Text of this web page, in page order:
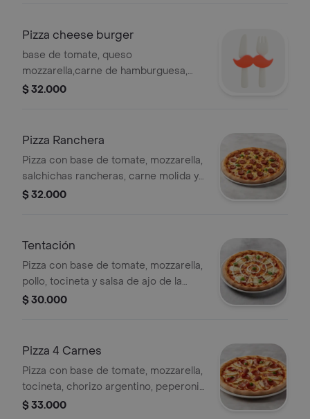
Pizza cheese burger
base de tomate, queso
mozzarella,carne de hamburguesa,
queso cheddar,tocineta
$ 32.000
Pizza Ranchera
Pizza con base de tomate, mozzarella,
salchichas rancheras, carne molida y
maíz tierno.
$ 32.000
Tentación
Pizza con base de tomate, mozzarella,
pollo, tocineta y salsa de ajo de la
casa.
$ 30.000
Pizza 4 Carnes
Pizza con base de tomate, mozzarella,
tocineta, chorizo argentino, peperoni
y pollo.
$ 33.000